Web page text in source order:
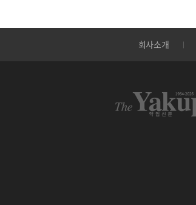
회사소개